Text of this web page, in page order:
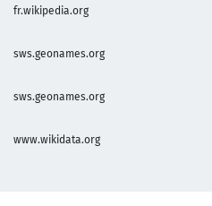
fr.wikipedia.org
sws.geonames.org
sws.geonames.org
www.wikidata.org